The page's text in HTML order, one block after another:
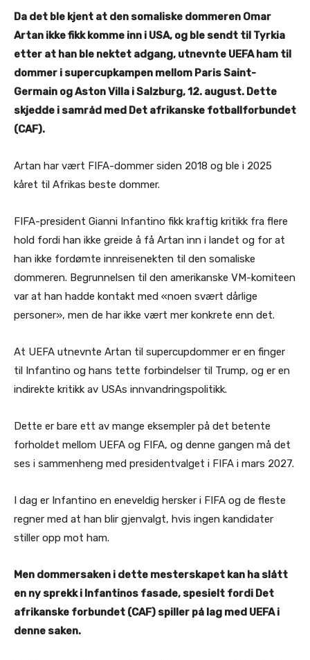
Da det ble kjent at den somaliske dommeren Omar
Artan ikke fikk komme inn i USA, og ble sendt til Tyrkia
etter at han ble nektet adgang, utnevnte UEFA ham til
dommer i supercupkampen mellom Paris Saint-
Germain og Aston Villa i Salzburg, 12. august. Dette
skjedde i samråd med Det afrikanske fotballforbundet
(CAF).
Artan har vært FIFA-dommer siden 2018 og ble i 2025
kåret til Afrikas beste dommer.
FIFA-president Gianni Infantino fikk kraftig kritikk fra flere
hold fordi han ikke greide å få Artan inn i landet og for at
han ikke fordømte innreisenekten til den somaliske
dommeren. Begrunnelsen til den amerikanske VM-komiteen
var at han hadde kontakt med «noen svært dårlige
personer», men de har ikke vært mer konkrete enn det.
At UEFA utnevnte Artan til supercupdommer er en finger
til Infantino og hans tette forbindelser til Trump, og er en
indirekte kritikk av USAs innvandringspolitikk.
Dette er bare ett av mange eksempler på det betente
forholdet mellom UEFA og FIFA, og denne gangen må det
ses i sammenheng med presidentvalget i FIFA i mars 2027.
I dag er Infantino en eneveldig hersker i FIFA og de fleste
regner med at han blir gjenvalgt, hvis ingen kandidater
stiller opp mot ham.
Men dommersaken i dette mesterskapet kan ha slått
en ny sprekk i Infantinos fasade, spesielt fordi Det
afrikanske forbundet (CAF) spiller på lag med UEFA i
denne saken.